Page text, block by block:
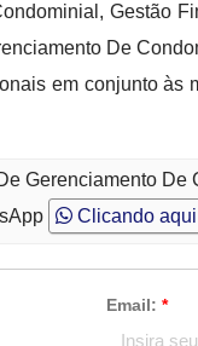
Gestão
De
em conjunto
Gerenciamento De
Clicando aqui
Email: *